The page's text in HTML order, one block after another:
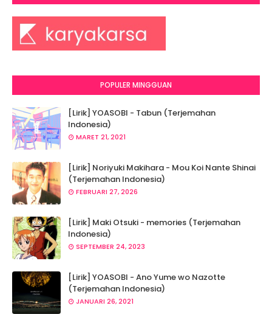
POPULER MINGGUAN
[Lirik] YOASOBI - Tabun (Terjemahan
Indonesia)
MARET 21, 2021
[Lirik] Noriyuki Makihara - Mou Koi Nante Shinai
(Terjemahan Indonesia)
FEBRUARI 27, 2026
[Lirik] Maki Otsuki - memories (Terjemahan
Indonesia)
SEPTEMBER 24, 2023
[Lirik] YOASOBI - Ano Yume wo Nazotte
(Terjemahan Indonesia)
JANUARI 26, 2021